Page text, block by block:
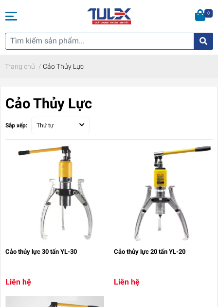
0
Trang chủ / Cảo Thủy Lực
Cảo Thủy Lực
Sắp xếp: Thứ tự
Cảo thủy lực 30 tấn YL-30
Liên hệ
Cảo thủy lực 20 tấn YL-20
Liên hệ